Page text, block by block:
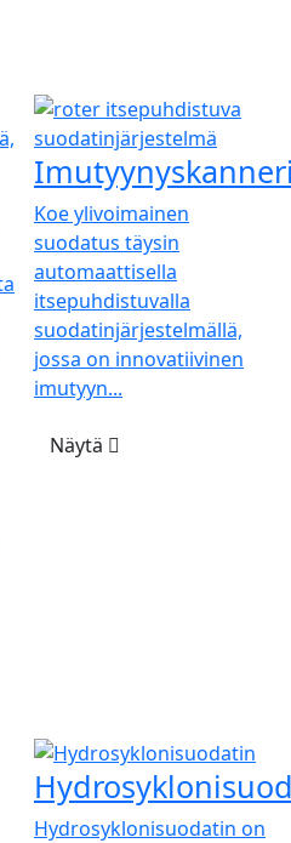
Koe ylivoimainen
suodatus täysin
automaattisella
itsepuhdistuvalla
suodatinjärjestelmällä,
jossa on innovatiivinen
imutyyn...
Näytä
Hydrosyklonisuodatin on